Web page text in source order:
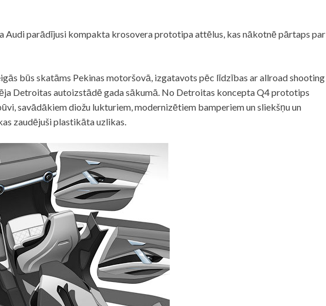
Audi parādījusi kompakta krosovera prototipa attēlus, kas nākotnē pārtaps par
būs skatāms Pekinas motoršovā, izgatavots pēc līdzības ar allroad shooting
Detroitas autoizstādē gada sākumā. No Detroitas koncepta Q4 prototips
savādākiem diožu lukturiem, modernizētiem bamperiem un sliekšņu un
zaudējuši plastikāta uzlikas.